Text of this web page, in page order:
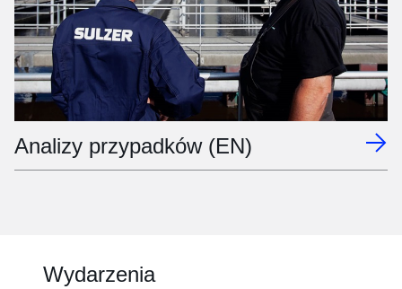
Analizy przypadków (EN)
Wydarzenia